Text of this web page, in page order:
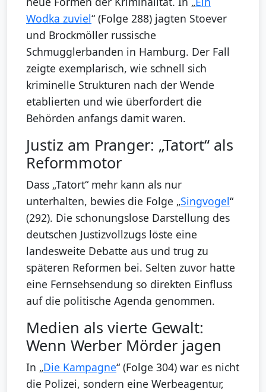
Wodka zuviel“ (Folge 288) jagten Stoever
und Brockmöller russische
Schmugglerbanden in Hamburg. Der Fall
zeigte exemplarisch, wie schnell sich
kriminelle Strukturen nach der Wende
etablierten und wie überfordert die
Behörden anfangs damit waren.
Justiz am Pranger: „Tatort“ als
Reformmotor
Dass „Tatort“ mehr kann als nur
unterhalten, bewies die Folge „Singvogel“
(292). Die schonungslose Darstellung des
deutschen Justizvollzugs löste eine
landesweite Debatte aus und trug zu
späteren Reformen bei. Selten zuvor hatte
eine Fernsehsendung so direkten Einfluss
auf die politische Agenda genommen.
Medien als vierte Gewalt:
Wenn Werber Mörder jagen
In „Die Kampagne“ (Folge 304) war es nicht
die Polizei, sondern eine Werbeagentur,